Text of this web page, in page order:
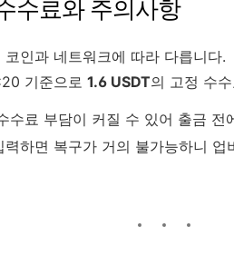
수료와 주의사항
인과 네트워크에 따라 다릅니다.
기준으로 1.6 USDT의 고정 수
수료 부담이 커질 수 있어 출금 전
하면 복구가 거의 불가능하니